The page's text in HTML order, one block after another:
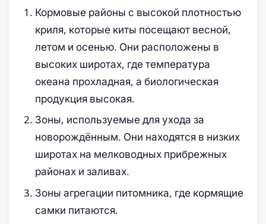
Кормовые районы с высокой плотностью
криля, которые киты посещают весной,
летом и осенью. Они расположены в
высоких широтах, где температура
океана прохладная, а биологическая
продукция высокая.
Зоны, используемые для ухода за
новорождённым. Они находятся в низких
широтах на мелководных прибрежных
районах и заливах.
Зоны агрегации питомника, где кормящие
самки питаются.